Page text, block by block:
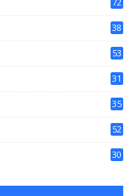
38
53
31
35
52
30